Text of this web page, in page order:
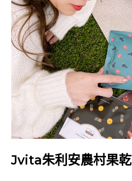
Jvita朱利安農村果乾